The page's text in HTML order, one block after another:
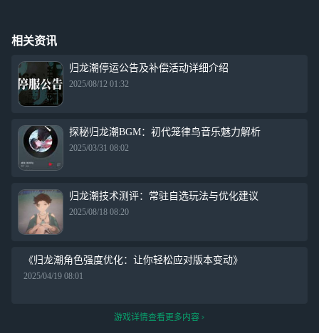
相关资讯
归龙潮停运公告及补偿活动详细介绍
2025/08/12 01:32
探秘归龙潮BGM：初代笼律鸟音乐魅力解析
2025/03/31 08:02
归龙潮技术测评：常驻自选玩法与优化建议
2025/08/18 08:20
《归龙潮角色强度优化：让你轻松应对版本变动》
2025/04/19 08:01
游戏详情查看更多内容